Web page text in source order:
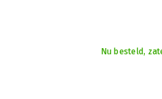
Nu besteld,